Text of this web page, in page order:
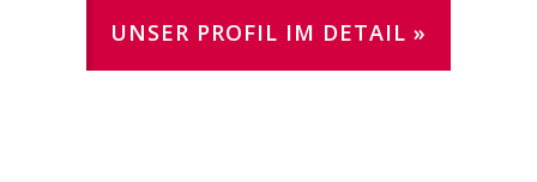
UNSER PROFIL IM DETAIL »